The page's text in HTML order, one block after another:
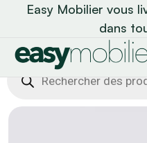
Easy Mobilier vous
dans
Recherche
de